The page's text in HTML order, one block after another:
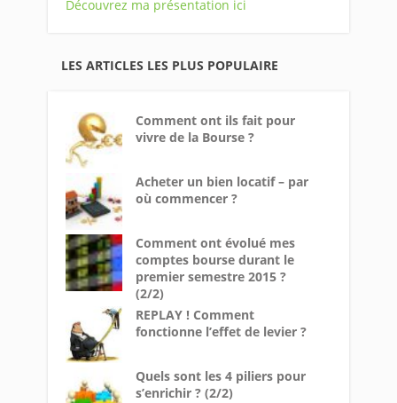
Découvrez ma présentation ici
LES ARTICLES LES PLUS POPULAIRE
Comment ont ils fait pour
vivre de la Bourse ?
Acheter un bien locatif – par
où commencer ?
Comment ont évolué mes
comptes bourse durant le
premier semestre 2015 ?
(2/2)
REPLAY ! Comment
fonctionne l’effet de levier ?
Quels sont les 4 piliers pour
s’enrichir ? (2/2)